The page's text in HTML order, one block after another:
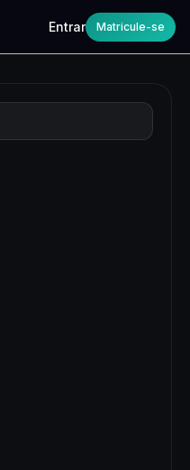
Entrar Matricule-se